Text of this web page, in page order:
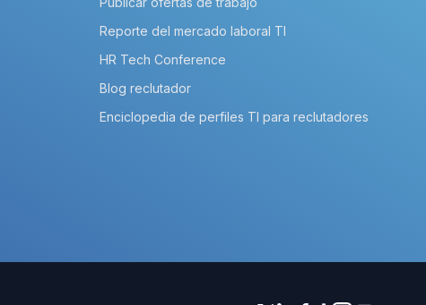
Reporte del mercado laboral TI
HR Tech Conference
Blog reclutador
Enciclopedia de perfiles TI para reclutadores